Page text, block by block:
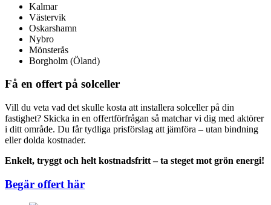
Kalmar
Västervik
Oskarshamn
Nybro
Mönsterås
Borgholm (Öland)
Få en offert på solceller
Vill du veta vad det skulle kosta att installera solceller på din
fastighet? Skicka in en offertförfrågan så matchar vi dig med aktörer
i ditt område. Du får tydliga prisförslag att jämföra – utan bindning
eller dolda kostnader.
Enkelt, tryggt och helt kostnadsfritt – ta steget mot grön energi!
Begär offert här